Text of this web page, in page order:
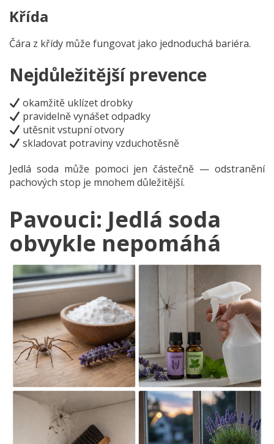
Křída
Čára z křídy může fungovat jako jednoduchá bariéra.
Nejdůležitější prevence
okamžitě uklízet drobky
pravidelně vynášet odpadky
utěsnit vstupní otvory
skladovat potraviny vzduchotěsně
Jedlá soda může pomoci jen částečně — odstranění
pachových stop je mnohem důležitější.
Pavouci: Jedlá soda
obvykle nepomáhá